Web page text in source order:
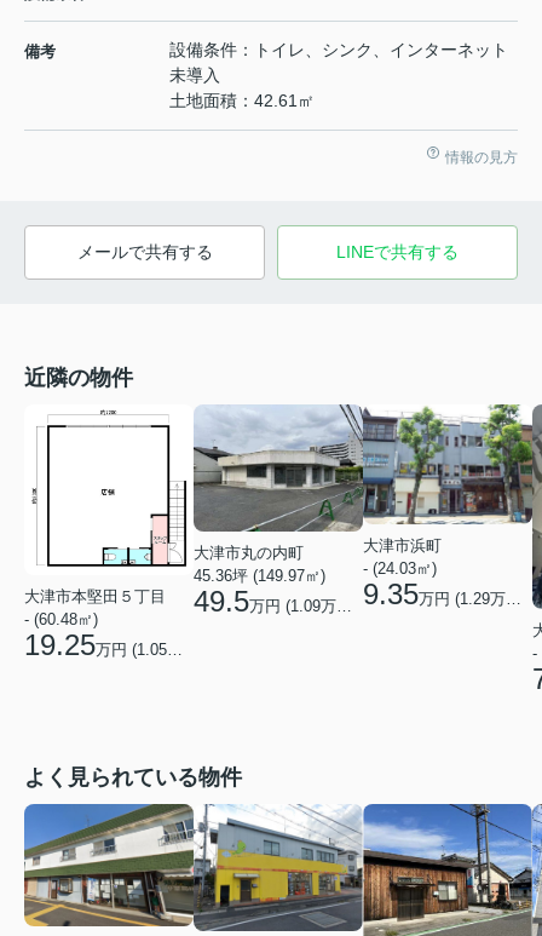
備考
設備条件：トイレ、シンク、インターネット
未導入
土地面積：42.61㎡
情報の見方
メールで共有する LINEで共有する
近隣の物件
大津市本堅田５丁目
- (60.48㎡)
19.25万円 (1.05
大津市丸の内町
45.36坪 (149.97㎡)
49.5万円 (1.09万円/坪)
大津市浜町
- (24.03㎡)
9.35万円 (1.29万円/坪)
-
よく見られている物件